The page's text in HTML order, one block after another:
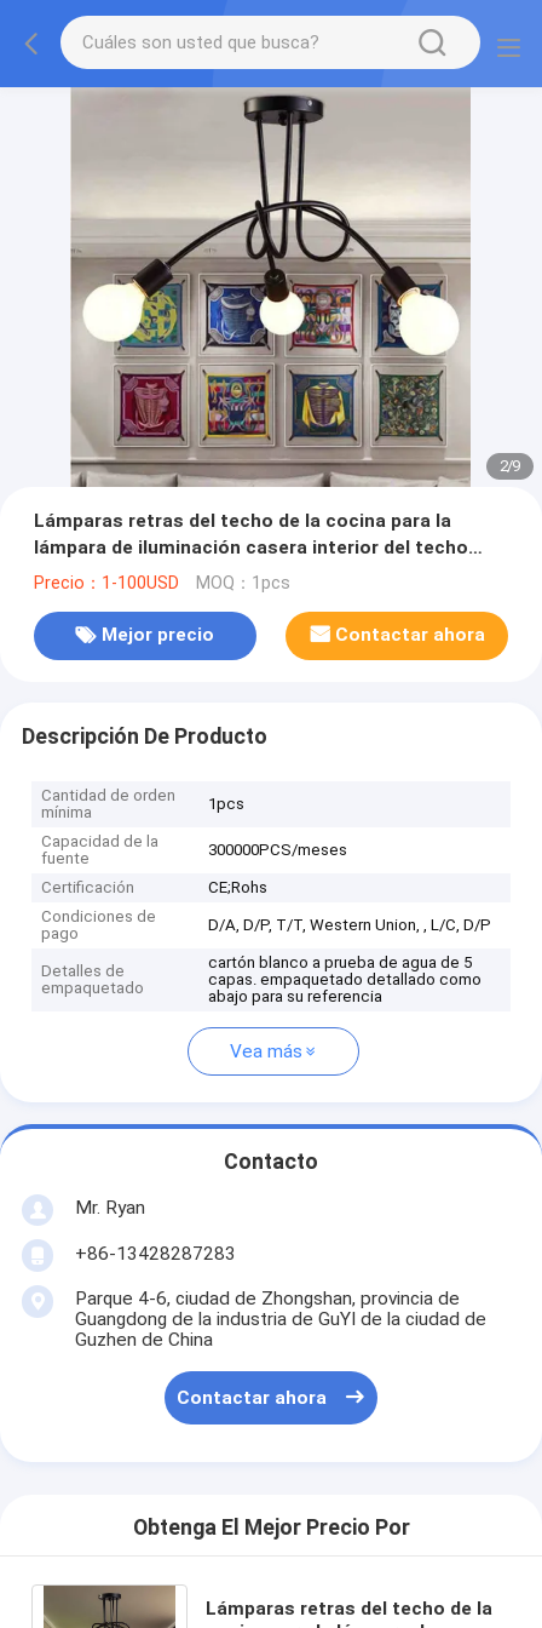
2/9
Lámparas retras del techo de la cocina para la
lámpara de iluminación casera interior del techo
(WH-LA-09)
Precio：1-100USD MOQ：1pcs
Mejor precio Contactar ahora
Descripción De Producto
Cantidad de orden
mínima
1pcs
Capacidad de la
fuente
300000PCS/meses
Certificación
CE;Rohs
Condiciones de
pago
D/A, D/P, T/T, Western Union, , L/C, D/P
Detalles de
empaquetado
cartón blanco a prueba de agua de 5
capas. empaquetado detallado como
abajo para su referencia
Vea más
Contacto
Mr. Ryan
+86-13428287283
Parque 4-6, ciudad de Zhongshan, provincia de
Guangdong de la industria de GuYI de la ciudad de
Guzhen de China
Contactar ahora
Obtenga El Mejor Precio Por
Lámparas retras del techo de la